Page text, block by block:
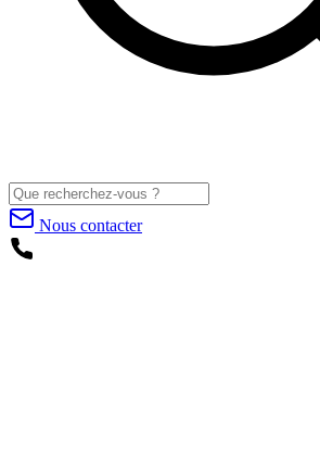
Nous contacter